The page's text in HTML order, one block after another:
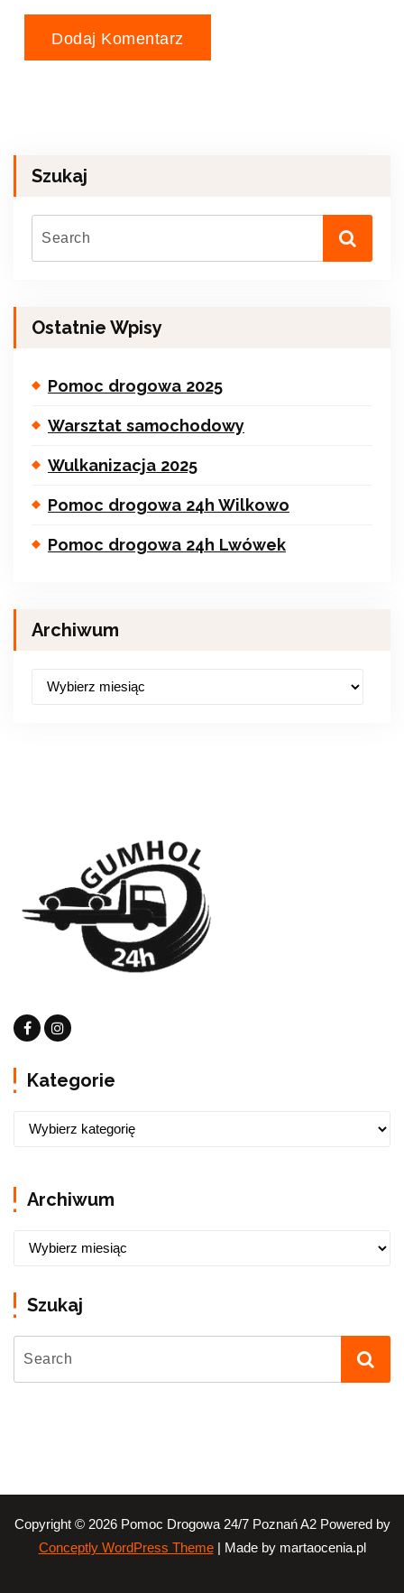
Szukaj
Ostatnie Wpisy
Pomoc drogowa 2025
Warsztat samochodowy
Wulkanizacja 2025
Pomoc drogowa 24h Wilkowo
Pomoc drogowa 24h Lwówek
Archiwum
Kategorie
Archiwum
Szukaj
Copyright © 2026 Pomoc Drogowa 24/7 Poznań A2 Powered by
Conceptly WordPress Theme| Made by martaocenia.pl